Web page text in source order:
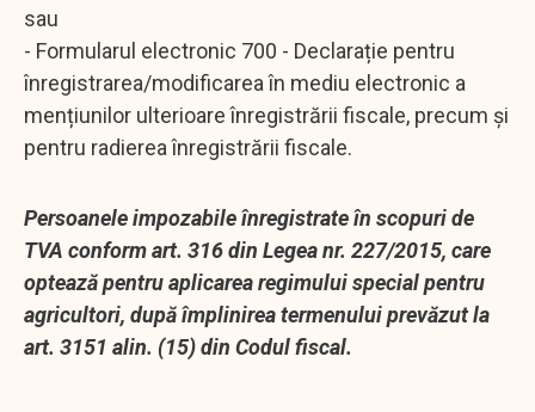
sau
- Formularul electronic 700 - Declarație pentru
înregistrarea/modificarea în mediu electronic a
mențiunilor ulterioare înregistrării fiscale, precum și
pentru radierea înregistrării fiscale.
Persoanele impozabile înregistrate în scopuri de
TVA conform art. 316 din Legea nr. 227/2015, care
optează pentru aplicarea regimului special pentru
agricultori, după împlinirea termenului prevăzut la
art. 3151 alin. (15) din Codul fiscal.